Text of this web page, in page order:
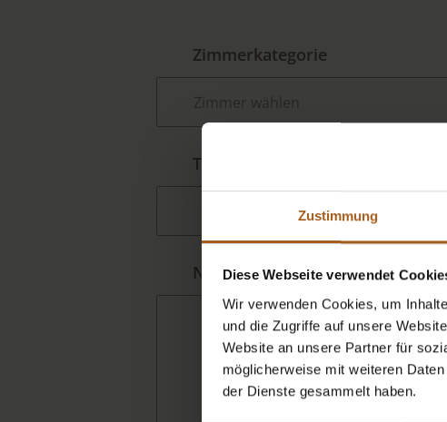
Zustimmung
Diese Webseite verwendet
Wir verwenden Cookies, um
und die Zugriffe auf unsere
Website an unsere Partner für
möglicherweise mit weiteren
der Dienste gesammelt haben.
Zimmerkategorie
Telefonnummer:*
Nachricht an arieshof